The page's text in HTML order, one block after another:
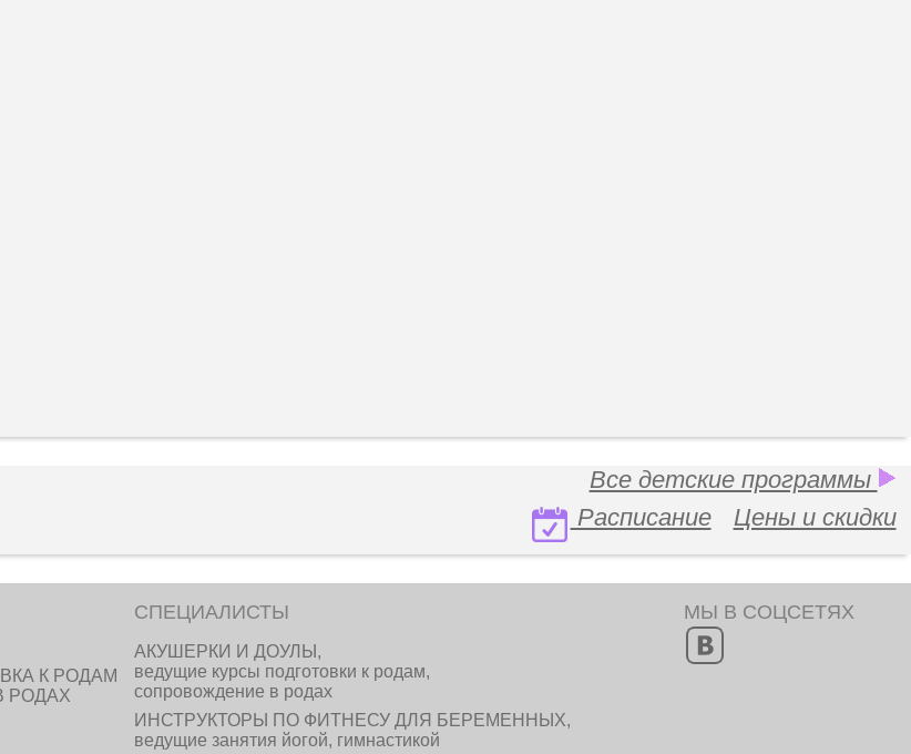
Все детские программы
Расписание
Цены и скидки
К РОДАМ
РОДАХ
СПЕЦИАЛИСТЫ
АКУШЕРКИ И ДОУЛЫ,
ведущие курсы подготовки к родам,
сопровождение в родах
ИНСТРУКТОРЫ ПО ФИТНЕСУ ДЛЯ БЕРЕМЕННЫХ,
ведущие занятия йогой, гимнастикой
МЫ В СОЦСЕТЯХ